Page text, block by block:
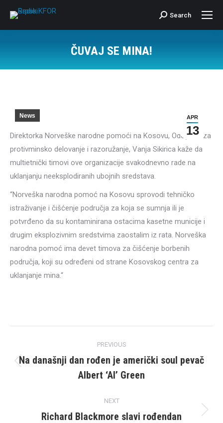
Search:
Search
ČUVAJ SE MINA!
APR
13
News
Direktorka Norveške narodne pomoći na Kosovu, Odeljenja za
protivminsko delovanje i razoružanje, Vanja Sikirica kaže da
multietnički timovi ove organizacije svakodnevno rade na
uklanjanju neeksplodiranih ubojnih sredstava.
“Norveška narodna pomoć na Kosovu sprovodi tehničko
istraživanje i čišćenje područja za koja se sumnja ili je
potvrđeno da su kontaminirana ostacima kasetne municije i
drugim eksplozivnim sredstvima zaostalim iz rata. Norveška
narodna pomoć ima devet timova za čišćenje borbenih
područja, koji su određeni od strane Kosovskog centra za
uklanjanje mina.“
navigation
PREVIOUS
Previous
post:
Na današnji dan rođen je američki soul pevač
Albert ‘Al’ Green
NEXT
Next
Richard Blackmore slavi rođendan